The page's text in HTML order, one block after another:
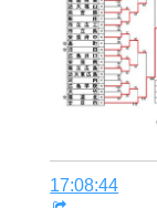
17:08:44